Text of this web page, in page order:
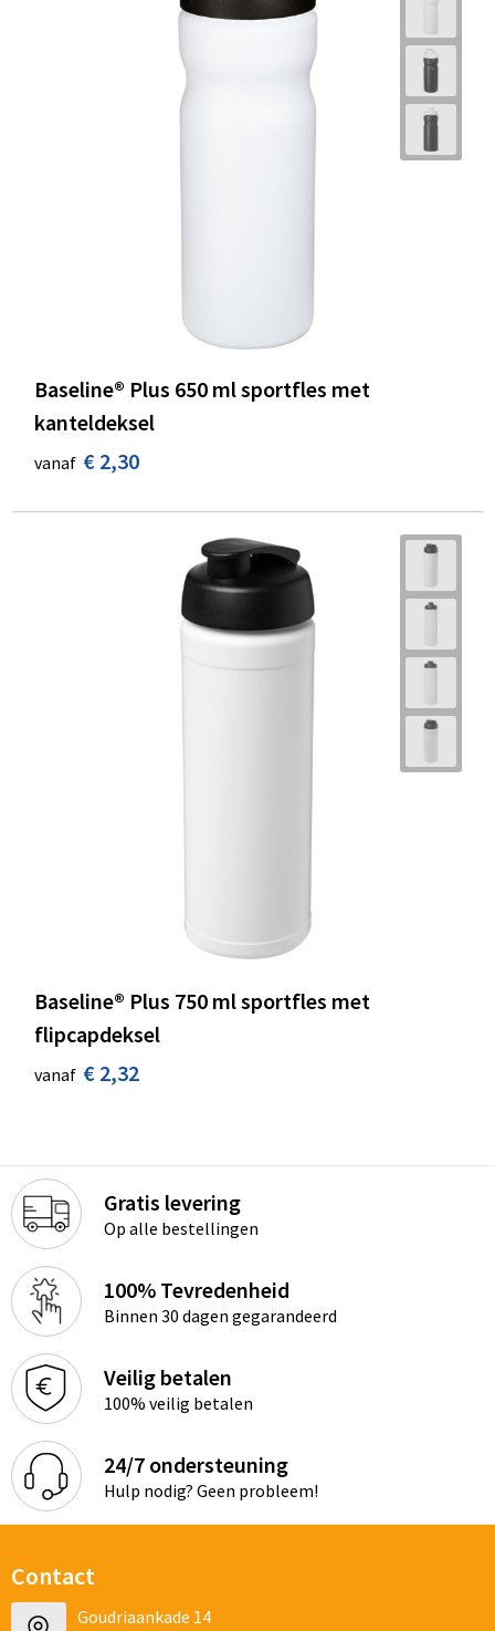
Baseline® Plus 650 ml sportfles met
kanteldeksel
vanaf € 2,30
Baseline® Plus 750 ml sportfles met
flipcapdeksel
vanaf € 2,32
Gratis levering
Op alle bestellingen
100% Tevredenheid
Binnen 30 dagen gegarandeerd
Veilig betalen
100% veilig betalen
24/7 ondersteuning
Hulp nodig? Geen probleem!
Contact
Goudriaankade 14